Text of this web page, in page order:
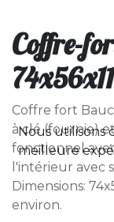
Coffre-
Coffre fort
à clé (fournie)
fonctionnel
l'intérieur avec
Dimensions:
environ.
Nous utilisons
meilleure